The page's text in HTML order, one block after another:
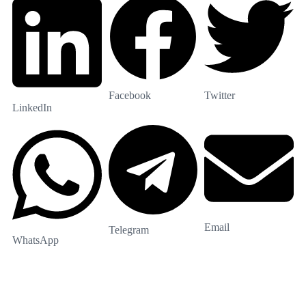
LinkedIn
Facebook Twitter
WhatsApp
Telegram Email